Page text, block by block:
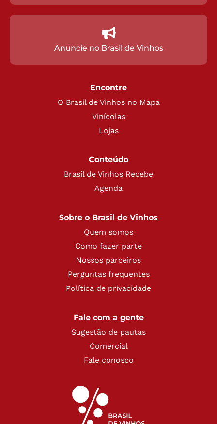
Anuncie no Brasil de Vinhos
Encontre
O Brasil de Vinhos no Mapa
Vinícolas
Lojas
Conteúdo
Brasil de Vinhos Recebe
Agenda
Sobre o Brasil de Vinhos
Quem somos
Como fazer parte
Nossos parceiros
Perguntas frequentes
Política de privacidade
Fale com a gente
Sugestão de pautas
Comercial
Fale conosco